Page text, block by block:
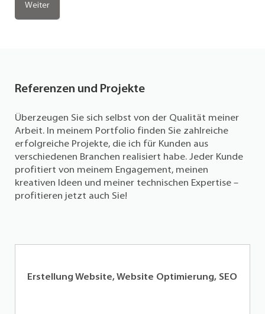
Nächster Beitrag: Website Redesign
Weiter
Referenzen und Projekte
Überzeugen Sie sich selbst von der Qualität meiner
Arbeit. In meinem Portfolio finden Sie zahlreiche
erfolgreiche Projekte, die ich für Kunden aus
verschiedenen Branchen realisiert habe. Jeder Kunde
profitiert von meinem Engagement, meinen
kreativen Ideen und meiner technischen Expertise –
profitieren jetzt auch Sie!
Erstellung Website und Optimierung